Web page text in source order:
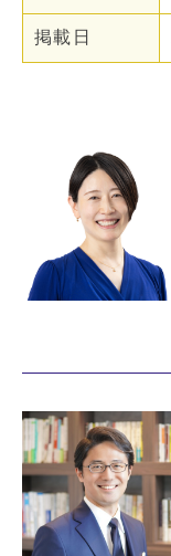
掲載日